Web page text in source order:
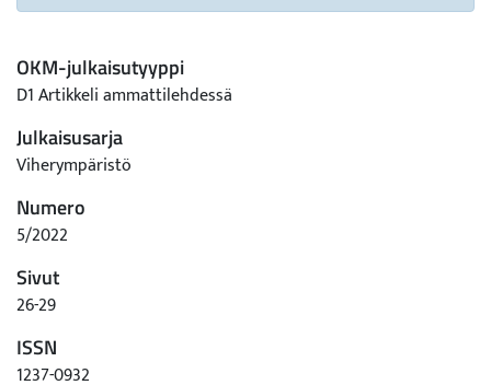
OKM-julkaisutyyppi
D1 Artikkeli ammattilehdessä
Julkaisusarja
Viherympäristö
Numero
5/2022
Sivut
26-29
ISSN
1237-0932